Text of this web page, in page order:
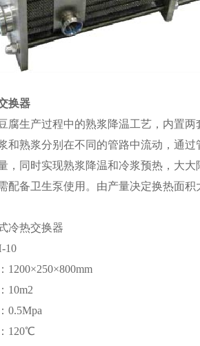
换器
腐生产过程中的熟浆降温工艺，内置两
和熟浆分别在不同的管路中流动，通过
，同时实现熟浆降温和冷浆预热，大大
配备卫生泵使用。由产量决定换热面积
冷热交换器
10
1200×250×800mm
10m2
0.5Mpa
120℃